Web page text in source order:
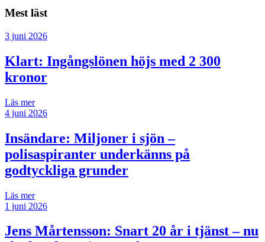
Mest läst
3 juni 2026
Klart: Ingångslönen höjs med 2 300
kronor
Läs mer
4 juni 2026
Insändare: Miljoner i sjön –
polisaspiranter underkänns på
godtyckliga grunder
Läs mer
1 juni 2026
Jens Mårtensson: Snart 20 år i tjänst – nu